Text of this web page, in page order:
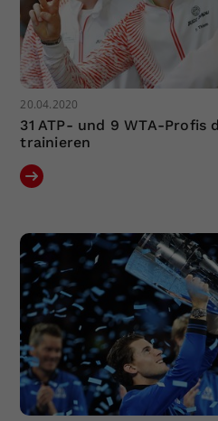
20.04.2020
31 ATP- und 9 WTA-Profis
trainieren